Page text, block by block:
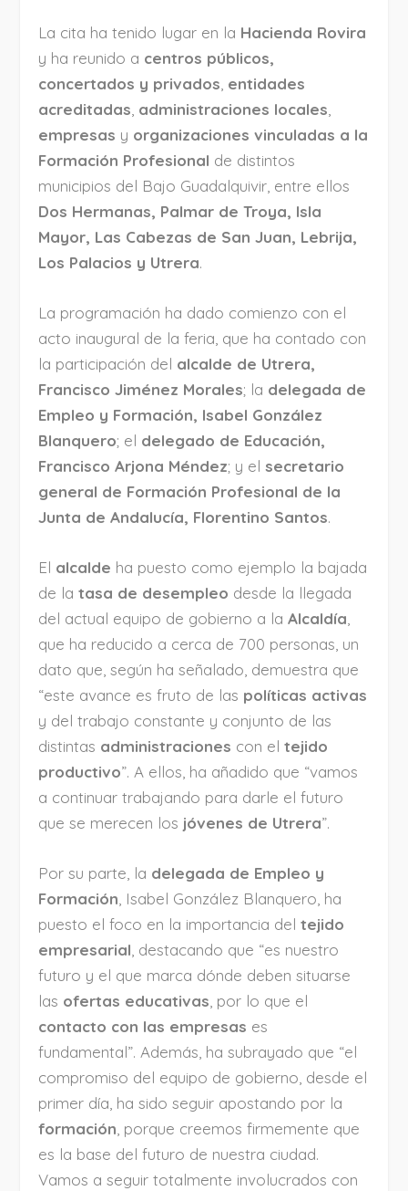
La cita ha tenido lugar en la Hacienda Rovira
y ha reunido a centros públicos,
concertados y privados entidades
acreditadas administraciones locales
empresas y organizaciones vinculadas a la
Formación Profesional de distintos
municipios del Bajo Guadalquivir, entre ellos
Dos Hermanas, Palmar de Troya, Isla
Mayor, Las Cabezas de San Juan, Lebrija,
Los Palacios y Utrera.
La programación ha dado comienzo con el
acto inaugural de la feria, que ha contado con
la participación del alcalde de Utrera,
Francisco Jiménez Morales; la delegada de
Empleo y Formación, Isabel González
Blanquero; el delegado de Educación,
Francisco Arjona Méndez; y elsecretario
general de Formación Profesional de la
Junta de Andalucía, Florentino Santos.
El alcalde ha puesto como ejemplo la bajada
de latasa de desempleo desde la llegada
del actual equipo de gobierno a laAlcaldía
que ha reducido a cerca de 700 personas, un
dato que, según ha señalado, demuestra que
“este avance es fruto de las políticas activas
y del trabajo constante y conjunto de las
distintas administraciones con eltejido
productivo”. A ellos, ha añadido que “vamos
a continuar trabajando para darle el futuro
que se merecen los jóvenes de Utrera”.
Por su parte, la delegada de Empleo y
Formación, Isabel González Blanquero, ha
puesto el foco en la importancia deltejido
empresarial, destacando que “es nuestro
futuro y el que marca dónde deben situarse
las ofertas educativas, por lo que el
contacto con las empresas es
fundamental”. Además, ha subrayado que “el
compromiso del equipo de gobierno, desde el
primer día, ha sido seguir apostando por la
formación, porque creemos firmemente que
es la base del futuro de nuestra ciudad.
Vamos a seguir totalmente involucrados con